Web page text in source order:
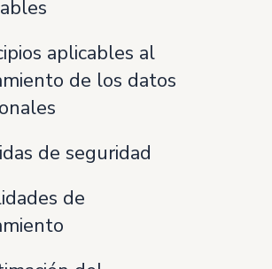
aplicables al
de los datos
de seguridad
de